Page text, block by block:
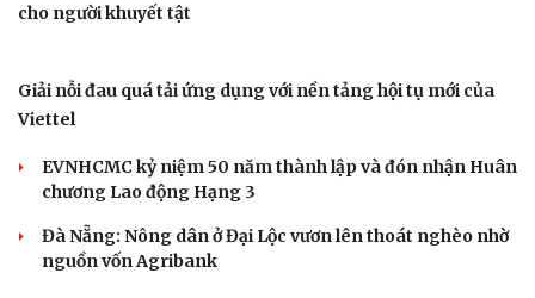
Văn hóa
Sân khấu - Điện ảnh
Văn học
Âm nhạc
Nghệ sĩ
Thời trang
Gần 2.000 con ốc titan trên siêu xe Pagani có giá hơn
Triumph Tracker 400 và Thruxton 400 ra mắt: Thiết kế
độc đáo, động cơ mạnh hơn
Mitsubishi Destinator giảm giá gần 80 triệu đồng,
quyết đấu CX-5 và Tucson
Khu vực sạc xe điện chung cư cần đáp ứng những quy
định an toàn PCCC nào?